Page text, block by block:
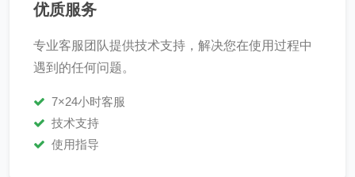
优质服务
专业客服团队提供技术支持，解决您在使用过程中
遇到的任何问题。
7×24小时客服
技术支持
使用指导